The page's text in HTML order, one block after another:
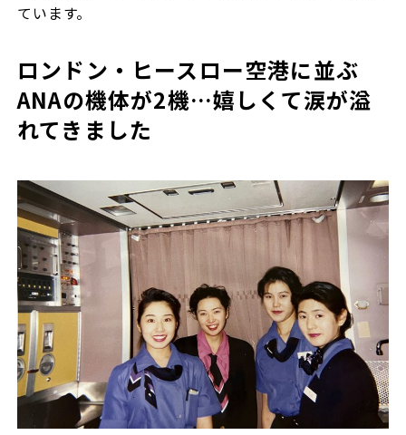
ています。
ロンドン・ヒースロー空港に並ぶ
ANAの機体が2機…嬉しくて涙が溢
れてきました